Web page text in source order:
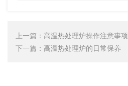
上一篇： 高温热处理炉操作注意事项
下一篇： 高温热处理炉的日常保养